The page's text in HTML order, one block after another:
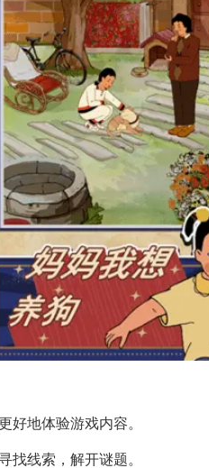
好地体验游戏内容。
找线索，解开谜题。